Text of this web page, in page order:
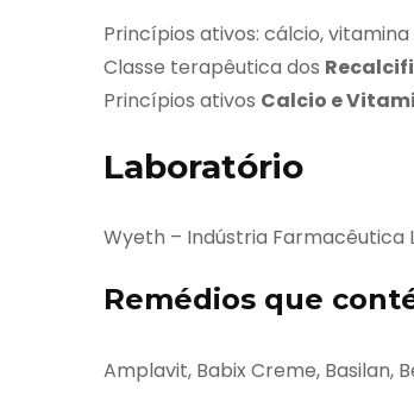
Princípios ativos: cálcio,
Classe terapêutica dos
Princípios ativos Calcio e
Laboratório
Wyeth – Indústria Farmacêutica
Remédios que
Amplavit, Babix Creme, Basilan,